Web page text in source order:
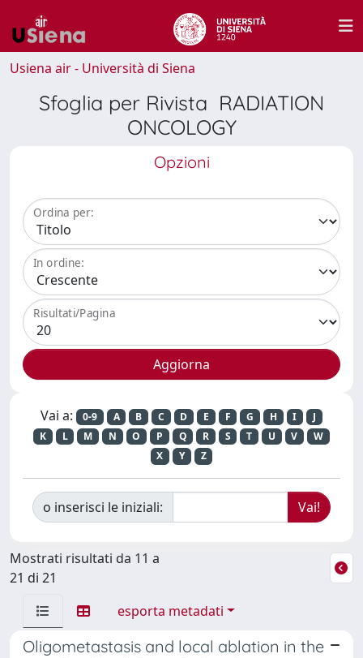
Usiena air - Università di Siena
Sfoglia per Rivista RADIATION
ONCOLOGY
Opzioni
Ordina per:
In ordine:
Risultati/Pagina
Vai a: 0-9 A B C D E F G H I
J
K
L M N O P Q R S T U V
W
X
Y Z
o inserisci le iniziali:
Mostrati risultati da 11 a
21 di 21
esporta metadati
Oligometastasis and local ablation in the